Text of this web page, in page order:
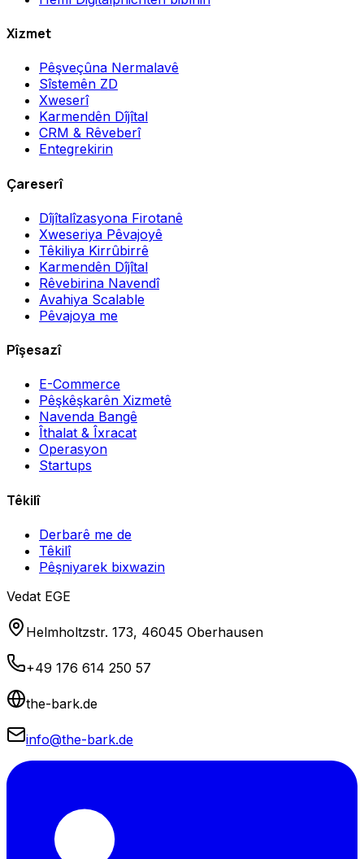
Xizmet
Pêşveçûna Nermalavê
Sîstemên ZD
Xweserî
Karmendên Dîjîtal
CRM & Rêveberî
Entegrekirin
Çareserî
Dîjîtalîzasyona Firotanê
Xweseriya Pêvajoyê
Têkiliya Kirrûbirrê
Karmendên Dîjîtal
Rêvebirina Navendî
Avahiya Scalable
Pêvajoya me
Pîşesazî
E-Commerce
Pêşkêşkarên Xizmetê
Navenda Bangê
Îthalat & Îxracat
Operasyon
Startups
Têkilî
Derbarê me de
Têkilî
Pêşniyarek bixwazin
Vedat EGE
Helmholtzstr. 173, 46045 Oberhausen
+49 176 614 250 57
the-bark.de
info@the-bark.de